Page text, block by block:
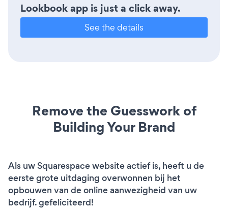
Lookbook app is just a click away.
See the details
Remove the Guesswork of
Building Your Brand
Als uw Squarespace website actief is, heeft u de
eerste grote uitdaging overwonnen bij het
opbouwen van de online aanwezigheid van uw
bedrijf. gefeliciteerd!